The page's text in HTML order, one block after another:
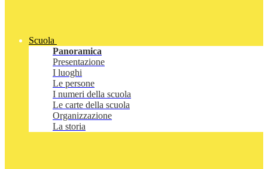
Scuola
Panoramica
Presentazione
I luoghi
Le persone
I numeri della scuola
Le carte della scuola
Organizzazione
La storia